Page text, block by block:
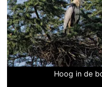
Hoog in de